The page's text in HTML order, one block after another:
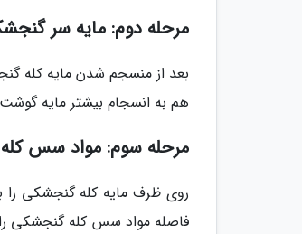
مرحله دوم: مایه سر
هم به انسجام بیشتر مایه
مرحله سوم: مواد سس کله
فاصله مواد سس کله گنجشکی را